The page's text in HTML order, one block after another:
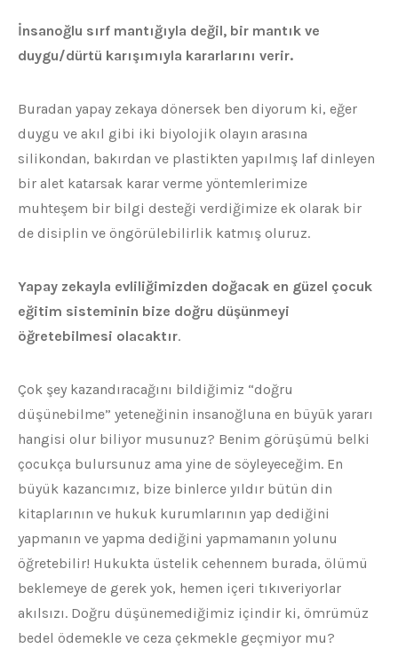
İnsanoğlu sırf mantığıyla değil, bir mantık ve
duygu/dürtü karışımıyla kararlarını verir.
Buradan yapay zekaya dönersek ben diyorum ki, eğer
duygu ve akıl gibi iki biyolojik olayın arasına
silikondan, bakırdan ve plastikten yapılmış laf dinleyen
bir alet katarsak karar verme yöntemlerimize
muhteşem bir bilgi desteği verdiğimize ek olarak bir
de disiplin ve öngörülebilirlik katmış oluruz.
Yapay zekayla evliliğimizden doğacak en güzel çocuk
eğitim sisteminin bize doğru düşünmeyi
öğretebilmesi olacaktır.
Çok şey kazandıracağını bildiğimiz “doğru
düşünebilme” yeteneğinin insanoğluna en büyük yararı
hangisi olur biliyor musunuz? Benim görüşümü belki
çocukça bulursunuz ama yine de söyleyeceğim. En
büyük kazancımız, bize binlerce yıldır bütün din
kitaplarının ve hukuk kurumlarının yap dediğini
yapmanın ve yapma dediğini yapmamanın yolunu
öğretebilir! Hukukta üstelik cehennem burada, ölümü
beklemeye de gerek yok, hemen içeri tıkıveriyorlar
akılsızı. Doğru düşünemediğimiz içindir ki, ömrümüz
bedel ödemekle ve ceza çekmekle geçmiyor mu?